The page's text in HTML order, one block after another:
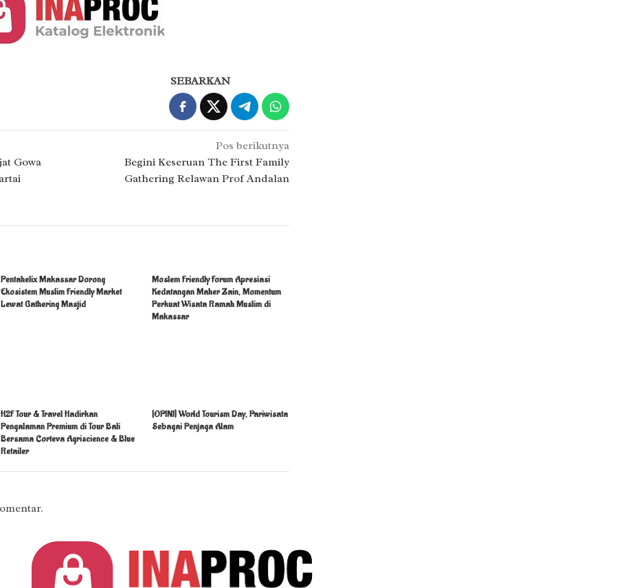
SEBARKAN
Gowa
Pos berikutnya
Begini Keseruan The First Family
Gathering Relawan Prof Andalan
Pentahelix Makassar Dorong
Ekosistem Muslim Friendly Market
Lewat Gathering Masjid
Moslem Friendly Forum Apresiasi
Kedatangan Maher Zain, Momentum
Perkuat Wisata Ramah Muslim di
Makassar
H2F Tour & Travel Hadirkan
Pengalaman Premium di Tour Bali
Bersama Corteva Agriscience & Blue
Retailer
[OPINI] World Tourism Day, Pariwisata
Sebagai Penjaga Alam